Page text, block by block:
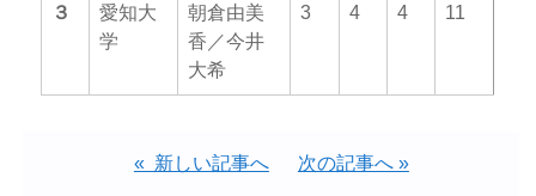
３
愛知大
学
朝倉由美
香／今井
大希
3 4 4 11
« 新しい記事へ 次の記事へ »